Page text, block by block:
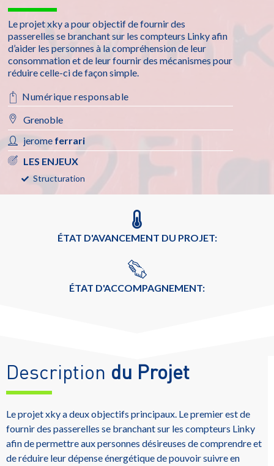
Le projet xky a pour objectif de fournir des
passerelles se branchant sur les compteurs Linky afin
d’aider les personnes à la compréhension de leur
consommation et de leur fournir des mécanismes pour
réduire celle-ci de façon simple.
Numérique responsable
Grenoble
jerome ferrari
LES ENJEUX
Structuration
ÉTAT D'AVANCEMENT DU PROJET:
ÉTAT D'ACCOMPAGNEMENT:
Description du Projet
Le projet xky a deux objectifs principaux. Le premier est de
fournir des passerelles se branchant sur les compteurs Linky
afin de permettre aux personnes désireuses de comprendre et
de réduire leur dépense énergétique de pouvoir suivre en